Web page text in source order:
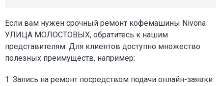
Если вам нужен срочный ремонт кофемашины Nivona
УЛИЦА МОЛОСТОВЫХ, обратитесь к нашим
представителям. Для клиентов доступно множество
полезных преимуществ, например:
1. Запись на ремонт посредством подачи онлайн-заявки